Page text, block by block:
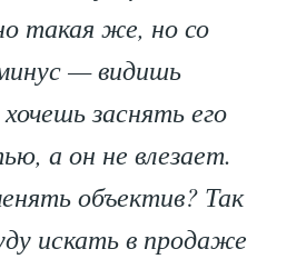
такая же, но со
— видишь
заснять его
а он не влезает.
объектив? Так
искать в продаже